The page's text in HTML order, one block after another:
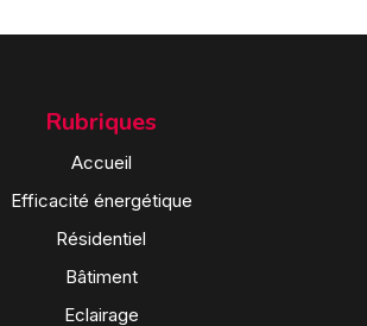
Rubriques
Accueil
Efficacité énergétique
Résidentiel
Bâtiment
Eclairage